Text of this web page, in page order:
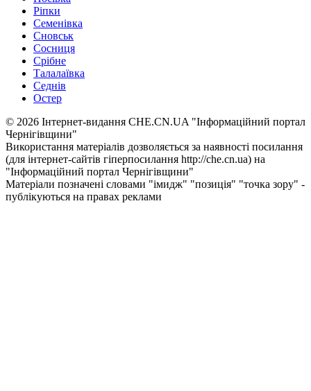
Ріпки
Семенівка
Сновськ
Сосниця
Срібне
Талалаївка
Седнів
Остер
© 2026 Інтернет-видання CHE.CN.UA "Інформаційний портал
Чернiгiвщини"
Використання матеріалів дозволяється за наявності посилання
(для інтернет-сайтів гіперпосилання http://che.cn.ua) на
"Інформаційний портал Чернiгiвщини"
Матеріали позначені словами "імидж" "позиція" "точка зору" -
публікуються на правах реклами